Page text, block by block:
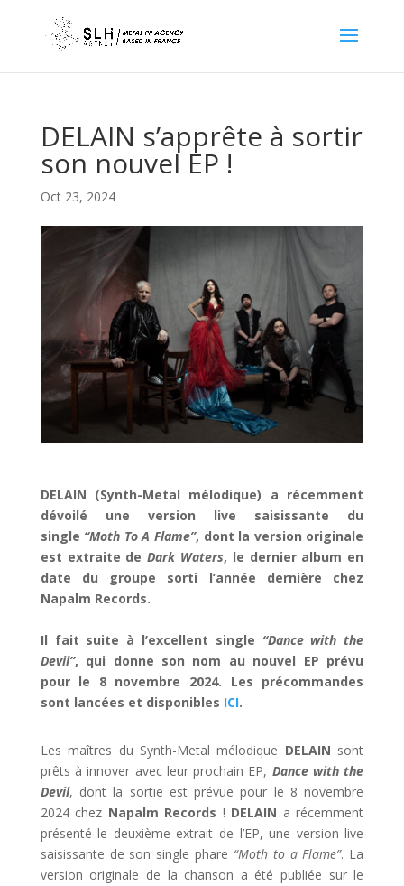
DELAIN s’apprête à sortir
son nouvel EP !
Oct 23, 2024
DELAIN (Synth-Metal mélodique) a récemment
dévoilé une version live saisissante du
single “Moth To A Flame”, dont la version originale
est extraite deDark Waters, le dernier album en
date du groupe sorti l’année dernière chez
Napalm Records.
Il fait suite à l’excellent single “Dance with the
Devil”, qui donne son nom au nouvel EP prévu
pour le 8 novembre 2024. Les précommandes
sont lancées et disponibles ICI.
Les maîtres du Synth-Metal mélodique DELAIN sont
prêts à innover avec leur prochain EP, Dance with the
Devil, dont la sortie est prévue pour le 8 novembre
2024 chez Napalm Records ! DELAIN a récemment
présenté le deuxième extrait de l’EP, une version live
saisissante de son single phare “Moth to a Flame”. La
version originale de la chanson a été publiée sur le